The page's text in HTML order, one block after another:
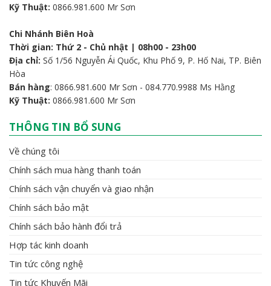
Kỹ Thuật: 0866.981.600 Mr Sơn
Chi Nhánh Biên Hoà
Thời gian: Thứ 2 - Chủ nhật | 08h00 - 23h00
Địa chỉ: Số 1/56 Nguyễn Ái Quốc, Khu Phố 9, P. Hố Nai, TP. Biên
Hòa
Bán hàng: 0866.981.600 Mr Sơn - 084.770.9988 Ms Hằng
Kỹ Thuật: 0866.981.600 Mr Sơn
THÔNG TIN BỔ SUNG
Về chúng tôi
Chính sách mua hàng thanh toán
Chính sách vận chuyển và giao nhận
Chính sách bảo mật
Chính sách bảo hành đổi trả
Hợp tác kinh doanh
Tin tức công nghệ
Tin tức Khuyến Mãi